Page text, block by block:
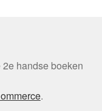
handse boeken
.